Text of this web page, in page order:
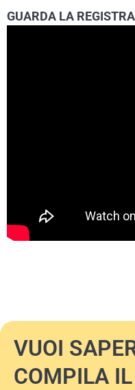
GUARDA LA
VUOI
COMPILA